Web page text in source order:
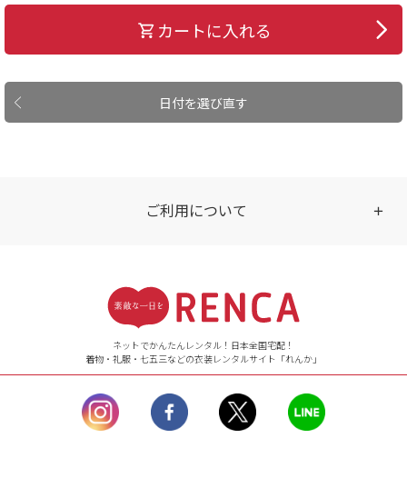
日付を選び直す
カートに入れる
ご利用について
【ご注文（インターネット）】
24時間年中無休
【お問い合わせ窓口（メー
ル）】10:00~17:00
土曜日、日曜日、臨
時休業日を除く。
営業時間外にいただ
ネットでかんたんレンタル！日本全国宅配！
着物・礼服・七五三などの衣装レンタルサイト「れんか」